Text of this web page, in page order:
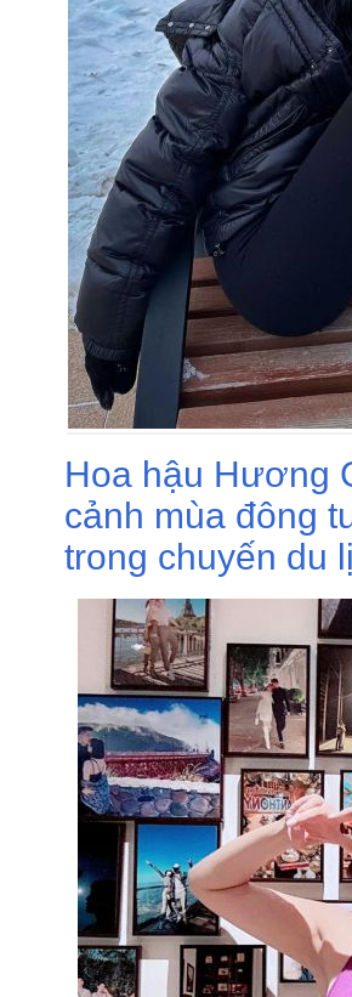
Hoa hậu Hương
cảnh mùa đông
trong chuyến du